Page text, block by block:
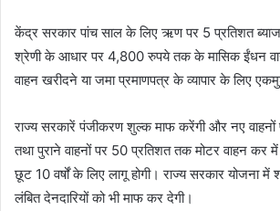
केंद्र सरकार पांच साल के लिए ऋण पर 5 प्रतिशत ब्याज
श्रेणी के आधार पर 4,800 रुपये तक के मासिक ईंधन
वाहन खरीदने या जमा प्रमाणपत्र के व्यापार के लिए
राज्य सरकारें पंजीकरण शुल्क माफ करेंगी और नए
तथा पुराने वाहनों पर 50 प्रतिशत तक मोटर वाहन कर
छूट 10 वर्षों के लिए लागू होगी। राज्य सरकार योजना में
लंबित देनदारियों को भी माफ कर देगी।